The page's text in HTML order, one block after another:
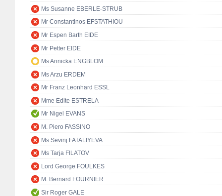
Ms Susanne EBERLE-STRUB
Mr Constantinos EFSTATHIOU
Mr Espen Barth EIDE
Mr Petter EIDE
Ms Annicka ENGBLOM
Ms Arzu ERDEM
Mr Franz Leonhard ESSL
Mme Edite ESTRELA
Mr Nigel EVANS
M. Piero FASSINO
Ms Sevinj FATALIYEVA
Ms Tarja FILATOV
Lord George FOULKES
M. Bernard FOURNIER
Sir Roger GALE